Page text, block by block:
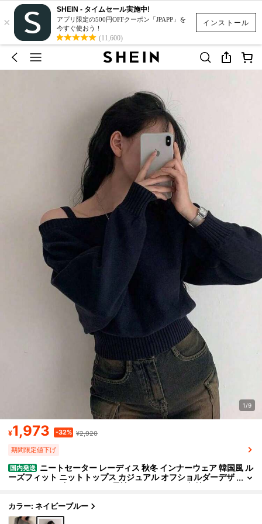
インストール
×
SHEIN - タイムセール実施中!
アプリ限定の500円OFFクーポン「JPAPP」を
今すぐ使おう！
(11,600)
1/9
¥1,973 -32% ¥2,920
期間限定値下げ
国内発送 ニートセーター レーディス 秋冬 インナーウェア 韓国風 ル
ーズフィット ニットトップス カジュアル オフショルダーデザ
イン ゆったり 合わせやすい 長袖ニットセーター 無地カラー
カラー: ネイビーブルー